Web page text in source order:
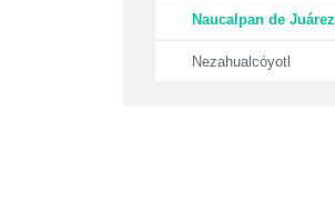
Naucalpan de Juárez
Nezahualcóyotl